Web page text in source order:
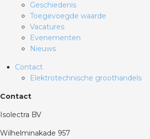
Geschiedenis
Toegevoegde waarde
Vacatures
Evenementen
Nieuws
Contact
Elektrotechnische groothandels
Contact
Isolectra BV
Wilhelminakade 957